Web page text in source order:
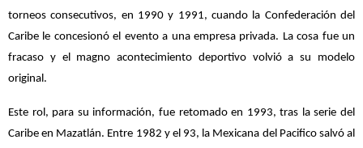
torneos consecutivos, en 1990 y 1991, cuando la Confederación del
Caribe le concesionó el evento a una empresa privada. La cosa fue un
fracaso y el magno acontecimiento deportivo volvió a su modelo
original.
Este rol, para su información, fue retomado en 1993, tras la serie del
Caribe en Mazatlán. Entre 1982 y el 93, la Mexicana del Pacifico salvó al